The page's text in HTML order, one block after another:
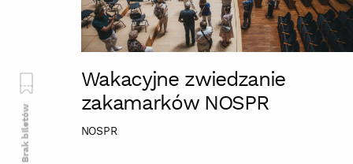
Wakacyjne zwiedzanie
zakamarków NOSPR
NOSPR
Brak biletów